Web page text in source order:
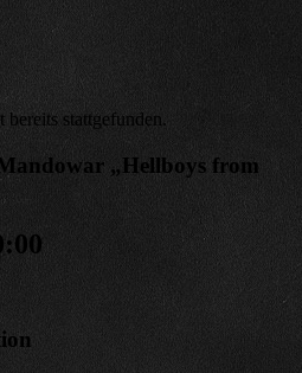
bereits stattgefunden.
„Hellboys from